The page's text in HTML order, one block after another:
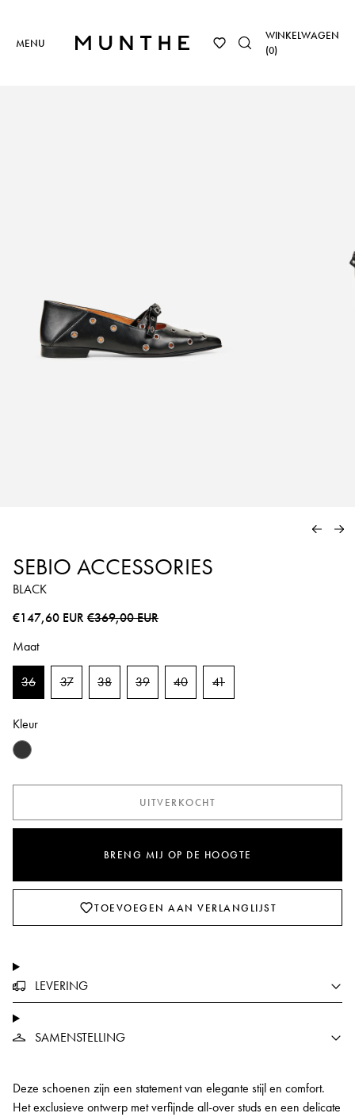
MENU
WINKELWAGEN
(0)
SEBIO ACCESSORIES
BLACK
Normale prijs
€147,60 EUR Sale prijs
€369,00 EUR
Maat
36 37 38 39 40 41
Kleur
UITVERKOCHT
BRENG MIJ OP DE HOOGTE
TOEVOEGEN AAN VERLANGLIJST
LEVERING
SAMENSTELLING
Deze schoenen zijn een statement van elegante stijl en comfort.
Het exclusieve ontwerp met verfijnde all-over studs en een delicate